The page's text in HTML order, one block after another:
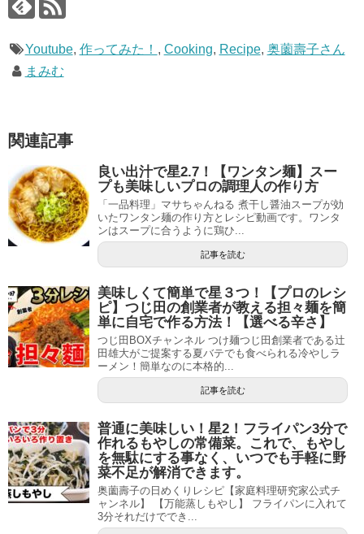
Youtube, 作ってみた！ , Cooking, Recipe, 奥薗壽子さん
まみむ
関連記事
良い出汁で星2.7！【ワンタン麺】スー
プも美味しいプロの調理人の作り方
「一品料理」マサちゃんねる 煮干し醤油スープが効
いたワンタン麺の作り方とレシピ動画です。ワンタ
ンはスープに合うように鶏ひ...
記事を読む
美味しくて簡単で星３つ！【プロのレシ
ピ】つじ田の創業者が教える担々麺を簡
単に自宅で作る方法！【選べる辛さ】
つじ田BOXチャンネル つけ麺つじ田創業者である辻
田雄大がご提案する夏バテでも食べられる冷やしラ
ーメン！簡単なのに本格的...
記事を読む
普通に美味しい！星2！フライパン3分で
作れるもやしの常備菜。これで、もやし
を無駄にする事なく、いつでも手軽に野
菜不足が解消できます。
奥薗壽子の日めくりレシピ【家庭料理研究家公式チ
ャンネル】 【万能蒸しもやし】 フライパンに入れて
3分それだけででき...